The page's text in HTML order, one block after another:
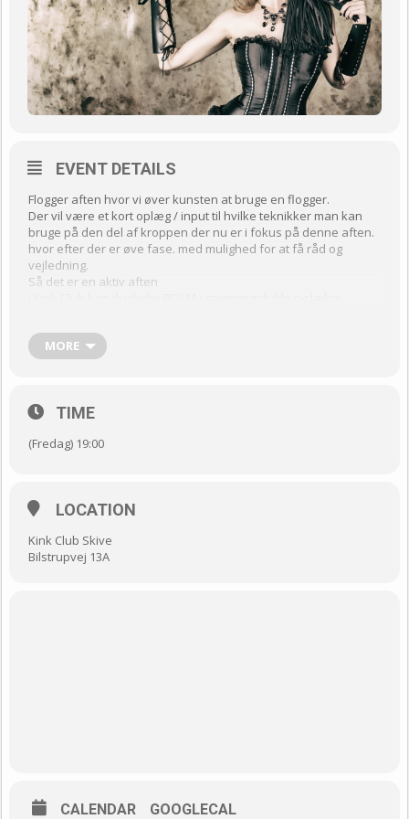
EVENT DETAILS
Flogger aften hvor vi øver kunsten at bruge en flogger.
Der vil være et kort oplæg / input til hvilke teknikker man kan
bruge på den del af kroppen der nu er i fokus på denne aften.
hvor efter der er øve fase. med mulighed for at få råd og
vejledning.
Så det er en aktiv aften
snakke åbent om BDSM og alt muligt andet, og naturligvis for at
lege med vores seksualitet.
Diskretion er en ufravigelig regel, både for hjælpere og for
påklædning for at være med til at skabe en lækker stemning for
PRIS 125KR
MORE
TIME
(Fredag) 19:00
LOCATION
Kink Club Skive
Bilstrupvej 13A
CALENDAR GOOGLECAL